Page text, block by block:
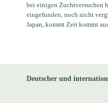
bei einigen Zuchtversuchen
eingefunden, noch nicht
Japan, kommt Zeit kommt
Deutscher und